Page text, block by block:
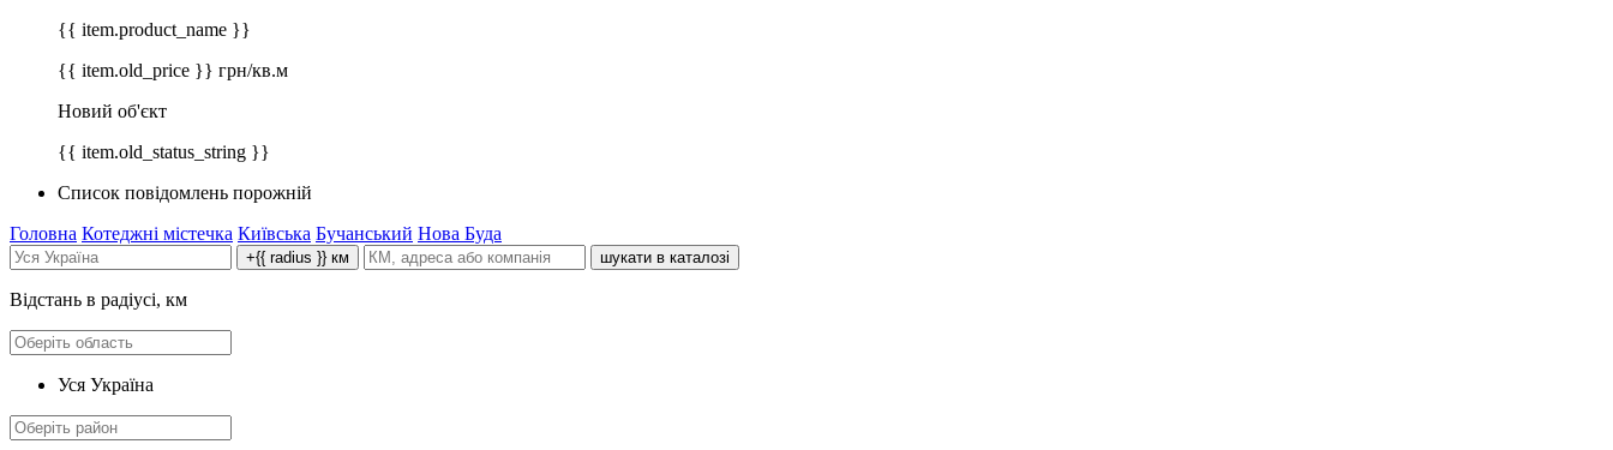
{{ item.product_name }}
{{ item.old_price }} грн/кв.м
Новий об'єкт
{{ item.old_status_string }}
Список повідомлень порожній
Головна Котеджні містечка Київська Бучанський Нова Буда
+{{ radius }} км шукати в каталозі
Відстань в радіусі, км
Уся Україна